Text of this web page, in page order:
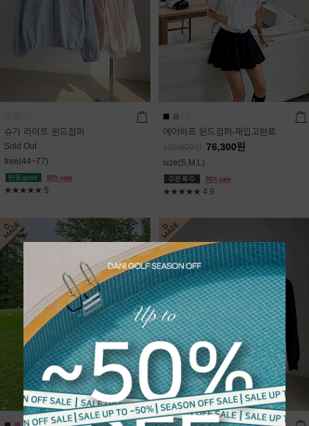
슈가 라이트 윈드점퍼
Sold Out
free(44~77)
★★★★★ 5
에어하프 윈드점퍼-재입고완료
109,000 76,300원
size(S,M,L)
★★★★★ 4.9